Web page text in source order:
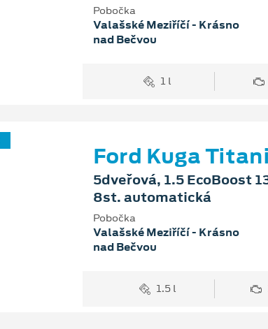
Pobočka
Valašské Meziříčí - Krásno
nad Bečvou
1 l
Ford Kuga
5dveřová, 1.5 EcoBoost
8st. automatická
Pobočka
Valašské Meziříčí - Krásno
nad Bečvou
1.5 l